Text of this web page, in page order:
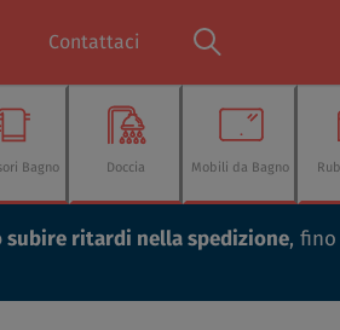
Contattaci
Bagno Doccia Mobili da Bagno
ritardi nella spedizione,